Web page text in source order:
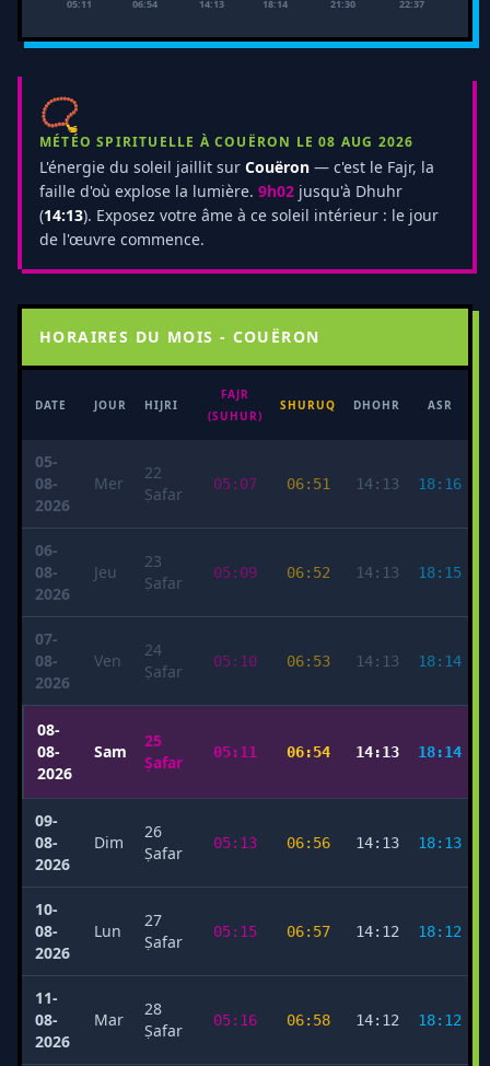
05:11 06:54 14:13 18:14 21:30 22:37
📿
MÉTÉO SPIRITUELLE À COUËRON LE 08 AUG 2026
L'énergie du soleil jaillit sur Couëron — c'est le Fajr, la
faille d'où explose la lumière. 9h02 jusqu'à Dhuhr
(14:13). Exposez votre âme à ce soleil intérieur : le jour
de l'œuvre commence.
HORAIRES DU MOIS - COUËRON
DATE JOUR HIJRI
FAJR
(SUHUR)
SHURUQ DHOHR ASR
05-
08-
2026
Mer
22
Ṣafar
05:07 06:51 14:13 18:16
06-
08-
2026
Jeu
23
Ṣafar
05:09 06:52 14:13 18:15
07-
08-
2026
Ven
24
Ṣafar
05:10 06:53 14:13 18:14
08-
08-
2026
Sam
25
Ṣafar
05:11 06:54 14:13 18:14
09-
08-
2026
Dim
26
Ṣafar
05:13 06:56 14:13 18:13
10-
08-
2026
Lun
27
Ṣafar
05:15 06:57 14:12 18:12
11-
08-
2026
Mar
28
Ṣafar
05:16 06:58 14:12 18:12